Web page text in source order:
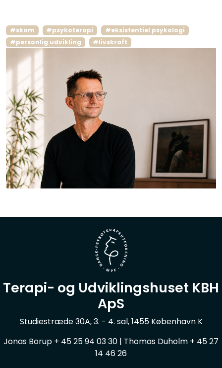
#skam #psykoterapi
#eksistentiel psykologi
#personlig udvikling
#livskraft
Terapi- og Udviklingshuset KBH
ApS
Studiestræde 30A, 3. - 4. sal, 1455 København K
Jonas Borup + 45 25 94 03 30 | Thomas Duholm + 45 27
14 46 26